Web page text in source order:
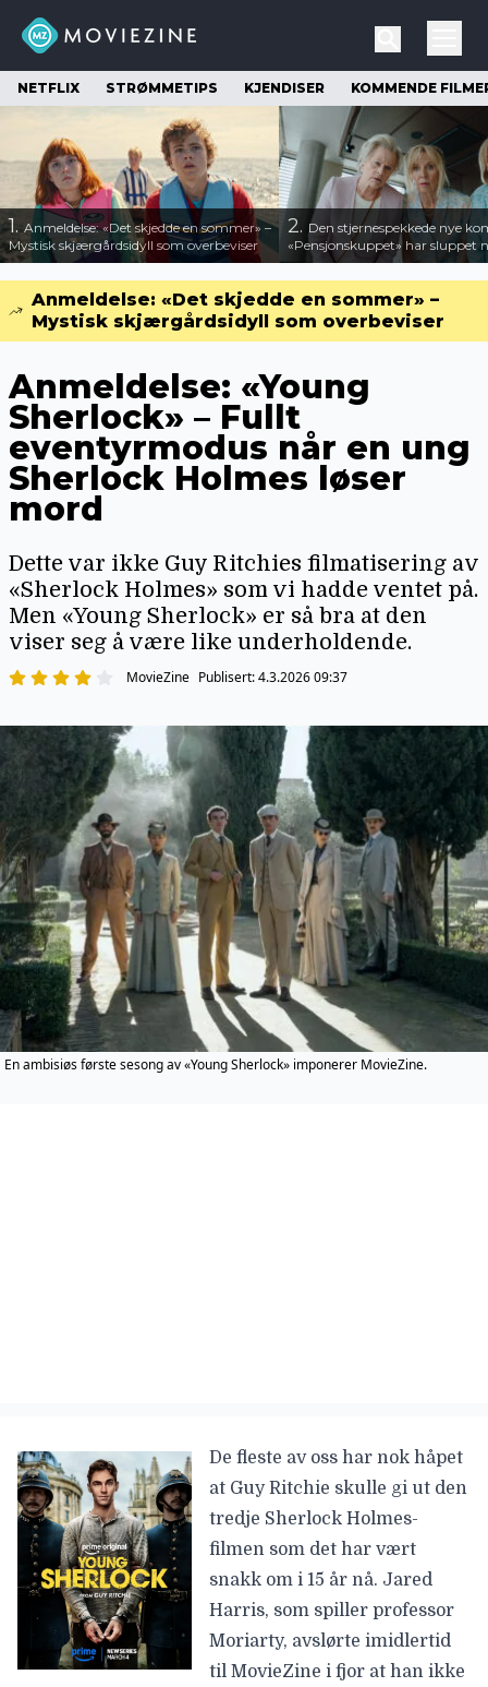
NETFLIX STRØMMETIPS KJENDISER KOMMENDE
1.Anmeldelse: «Det skjedde en sommer» –
Mystisk skjærgårdsidyll som overbeviser
2. Den stjernespekkede nye
«Pensjonskuppet» har sluppet
Anmeldelse: «Det skjedde en sommer» –
Mystisk skjærgårdsidyll som overbeviser
Anmeldelse: «Young
Sherlock» – Fullt
eventyrmodus når en ung
Sherlock Holmes løser
mord
Dette var ikke Guy Ritchies filmatisering av
«Sherlock Holmes» som vi hadde ventet på.
Men «Young Sherlock» er så bra at den
viser seg å være like underholdende.
MovieZine Publisert:4.3.2026 09:37
En ambisiøs første sesong av «Young Sherlock» imponerer MovieZine.
De fleste av oss har nok håpet
at Guy Ritchie skulle gi ut den
tredje Sherlock Holmes-
filmen som det har vært
snakk om i 15 år nå. Jared
Harris, som spiller professor
Moriarty, avslørte imidlertid
til MovieZine i fjor at han ikke